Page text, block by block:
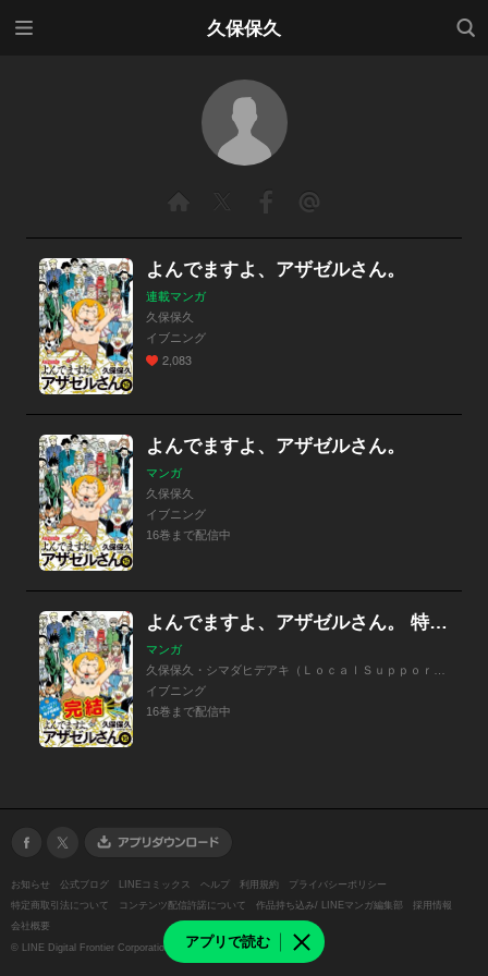
久保保久
検索
アプリで読む
よんでますよ、アザゼルさん。
連載マンガ
久保保久
イブニング
2,083
よんでますよ、アザゼルさん。
マンガ
久保保久
イブニング
16巻まで配信中
よんでますよ、アザゼルさん。 特別版
マンガ
イブニング
16巻まで配信中
お知らせ 公式ブログ LINEコミックス ヘルプ 利用規約
プライバシーポリシー
特定商取引法について
コンテンツ配信許諾について 作品持ち込み/ LINEマンガ編集部
採用情報
会社概要
© LINE Digital Frontier Corporation